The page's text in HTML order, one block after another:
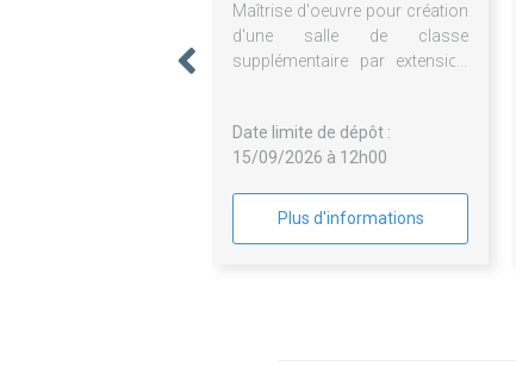
Maîtrise d'oeuvre pour création
d'une salle de classe
supplémentaire par extension
Date limite de dépôt :
15/09/2026 à 12h00
Plus d'informations